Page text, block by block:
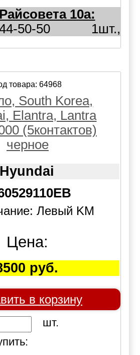
10а:
1шт.,
50-50
товара: 64968
South Korea,
Elantra, Lantra
(5контактов)
черное
Hyundai
Левый KM
Цена:
руб.
в корзину
шт.